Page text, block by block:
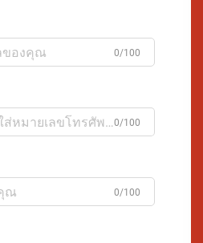
0/100
0/100
0/100